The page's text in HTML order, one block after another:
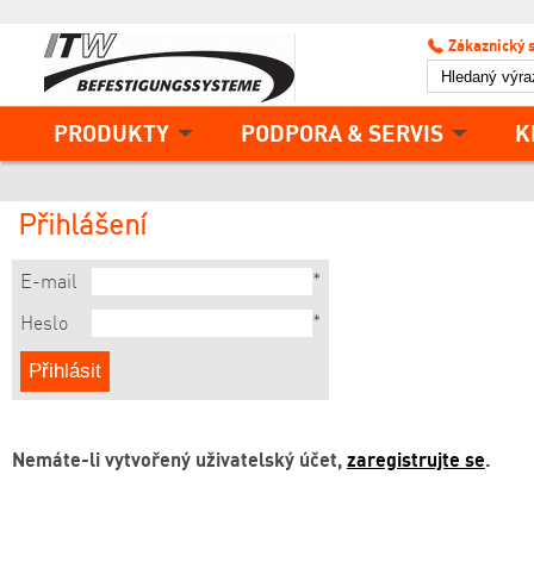
PRODUKTY PODPORA & SERVIS
Zákaznický
Přihlášení
E-mail
*
Heslo
*
Nemáte-li vytvořený uživatelský účet, zaregistrujte se.